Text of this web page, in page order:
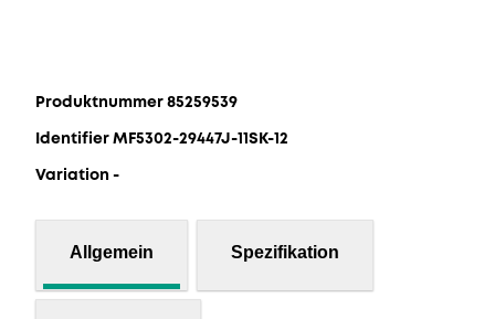
Produktnummer 85259539
Identifier MF5302-29447J-11SK-12
Variation -
Allgemein Spezifikation